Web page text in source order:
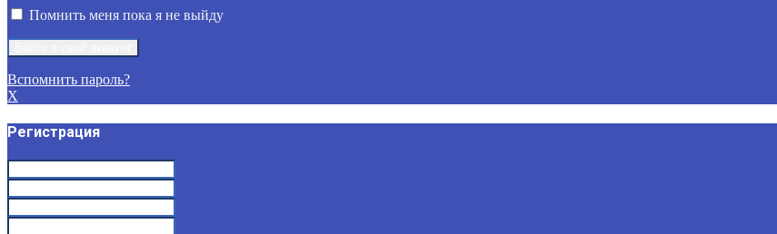
Помнить меня пока я не выйду
Вспомнить пароль?
X
Регистрация